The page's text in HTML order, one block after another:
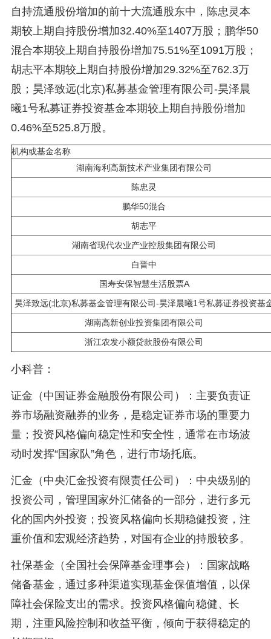
自持流通股份增加的前十大流通股东中，陈忠灵本
期较上期自持股份增加32.40%至1407万股；鹏华50
混合本期较上期自持股份增加75.51%至1091万股；
胡志平本期较上期自持股份增加29.32%至762.3万
股；昊泽致远(北京)私募基金管理有限公司-昊泽晨
曦1号私募证券投资基金本期较上期自持股份增加
0.46%至525.8万股。
机构或基金名称
湖南海利高新技术产业集团有限公司
陈忠灵
鹏华50混合
胡志平
湖南省现代农业产业控股集团有限公司
白晋中
国寿安保智慧生活股票A
昊泽致远(北京)私募基金管理有限公司-昊泽晨曦1号私募证券投资基
湖南高新创业投资集团有限公司
浙江农发小额贷款股份有限公司
小科普：
证金（中国证券金融股份有限公司）：主要负责证
券市场融资融券的业务，是稳定证券市场的重要力
量；投资风格偏向稳定性和安全性，通常在市场波
动时发挥“国家队”角色，进行市场托底。
汇金（中央汇金投资有限责任公司）：中央级别的
投资公司，管理国家外汇储备的一部分，进行多元
化的国内外投资；投资风格偏向长期稳健投资，注
重价值和宏观经济趋势，对国有企业的持股较多。
社保基金（全国社会保障基金理事会）：国家战略
储备基金，通过多种渠道实现基金保值增值，以保
障社会保险支出的需求。投资风格偏向稳健、长
期，注重风险控制和收益平衡，倾向于获得稳定的